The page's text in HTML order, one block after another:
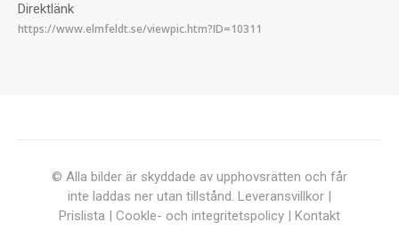
Direktlänk
© Alla bilder är skyddade av upphovsrätten och får
inte laddas ner utan tillstånd. Leveransvillkor |
Prislista | Cookle- och integritetspolicy | Kontakt